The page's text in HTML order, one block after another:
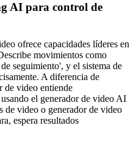
AI para control de
ofrece capacidades líderes en
movimientos como
seguimiento', y el sistema de
A diferencia de
de video entiende
el generador de video AI
de video o generador de video
espera resultados